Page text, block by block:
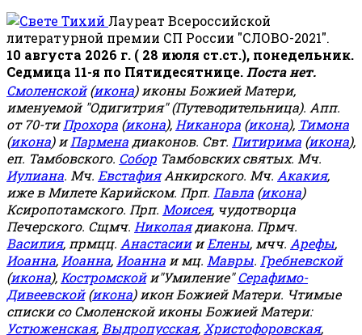
Лауреат Всероссийской
литературной премии СП России "СЛОВО-2021".
10 августа 2026 г. ( 28 июля ст.ст.), понедельник.
Седмица 11-я по Пятидесятнице. Поста нет.
Смоленской(икона) иконы Божией Матери,
именуемой "Одигитрия" (Путеводительница). Апп.
от 70-тиПрохора (икона), Никанора (икона), Тимона
(икона) иПармена диаконов. Свт. Питирима (икона),
еп. Тамбовского. Собор Тамбовских святых. Мч.
Иулиана. Мч. ЕвстафияАнкирского. Мч. Акакия,
иже в Милете Карийском. Прп. Павла (икона)
Ксиропотамского. Прп. Моисея, чудотворца
Печерского. Сщмч. Николаядиакона. Прмч.
Василия, прмцц. АнастасиииЕлены, мчч. Арефы,
Иоанна, Иоанна, Иоанна и мц. Мавры. Гребневской
(икона), Костромскойи"Умиление"Серафимо-
Дивеевской(икона) икон Божией Матери. Чтимые
списки со Смоленской иконы Божией Матери:
Устюженская, Выдропусская, Христофоровская,